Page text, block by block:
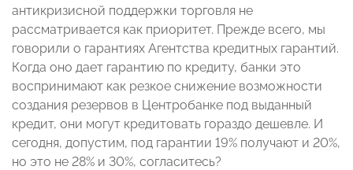
антикризисной поддержки торговля не
рассматривается как приоритет. Прежде всего, мы
говорили о гарантиях Агентства кредитных гарантий.
Когда оно дает гарантию по кредиту, банки это
воспринимают как резкое снижение возможности
создания резервов в Центробанке под выданный
кредит, они могут кредитовать гораздо дешевле. И
сегодня, допустим, под гарантии 19% получают и 20%,
но это не 28% и 30%, согласитесь?